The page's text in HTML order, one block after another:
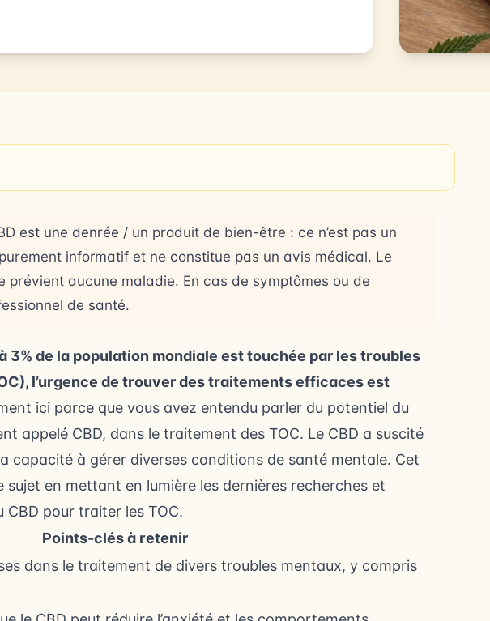
est une denrée / un produit de bien-être : ce n’est pas un
informatif et ne constitue pas un avis médical. Le
prévient aucune maladie. En cas de symptômes ou de
de santé.
3% de la population mondiale est touchée par les troubles
l’urgence de trouver des traitements efficaces est
ici parce que vous avez entendu parler du potentiel du
appelé CBD, dans le traitement des TOC. Le CBD a suscité
capacité à gérer diverses conditions de santé mentale. Cet
sujet en mettant en lumière les dernières recherches et
CBD pour traiter les TOC.
Points-clés à retenir
dans le traitement de divers troubles mentaux, y compris